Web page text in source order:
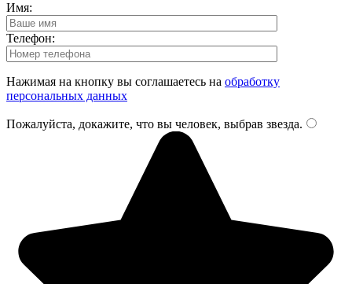
Имя:
Телефон:
Нажимая на кнопку вы соглашаетесь на обработку
персональных данных
Пожалуйста, докажите, что вы человек, выбрав звезда.